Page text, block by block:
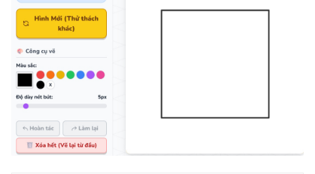
Nhà phát minh tí hon
Bậc thầy sáng tạo
Họa sĩ tương lai
Thiên tài ý tưởng
Vua biến hình
Lời nhận xét tích cực, động viên học sinh.
Thư viện tác phẩm: